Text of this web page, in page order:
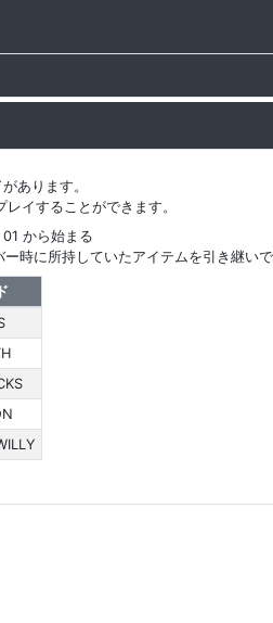
あります。
イすることができます。
から始まる
時に所持していたアイテムを引き継い